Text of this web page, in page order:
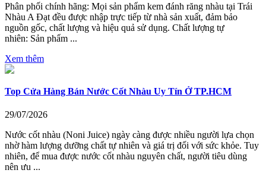
Phân phối chính hãng: Mọi sản phẩm kem đánh răng nhàu tại Trái
Nhàu A Đạt đều được nhập trực tiếp từ nhà sản xuất, đảm bảo
nguồn gốc, chất lượng và hiệu quả sử dụng. Chất lượng tự
nhiên: Sản phẩm ...
Xem thêm
Top Cửa Hàng Bán Nước Cốt Nhàu Uy Tín Ở TP.HCM
29/07/2026
Nước cốt nhàu (Noni Juice) ngày càng được nhiều người lựa chọn
nhờ hàm lượng dưỡng chất tự nhiên và giá trị đối với sức khỏe. Tuy
nhiên, để mua được nước cốt nhàu nguyên chất, người tiêu dùng
nên ưu ...